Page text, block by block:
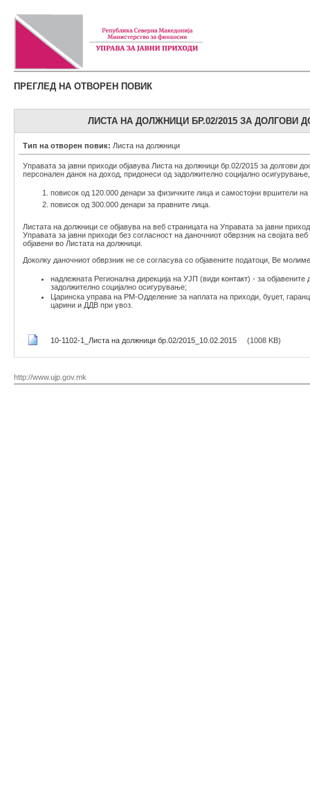
ПРЕГЛЕД НА ОТВОРЕН ПОВИК
ЛИСТА НА ДОЛЖНИЦИ БР.02/2015 ЗА ДОЛГОВИ
Тип на отворен повик: Листа на должници
Управата за јавни приходи објавува Листа на должници бр.02/2015 за долгови
персонален данок на доход, придонеси од задолжително социјално
повисок од 120.000 денари за физичките лица и самостојни вршители на
повисок од 300.000 денари за правните лица.
Листата на должници се објавува на веб страницата на Управата за јавни
Управата за јавни приходи без согласност на даночниот обврзник на својата
објавени во Листата на должници.
Доколку даночниот обврзник не се согласува со објавените податоци, Ве
надлежната Регионална дирекција на УЈП (види контакт) - за
задолжително социјално осигурување;
Царинска управа на РМ-Одделение за наплата на приходи, буџет,
царини и ДДВ при увоз.
10-1102-1_Листа на должници бр.02/2015_10.02.2015 (1008 KB)
http://www.ujp.gov.mk